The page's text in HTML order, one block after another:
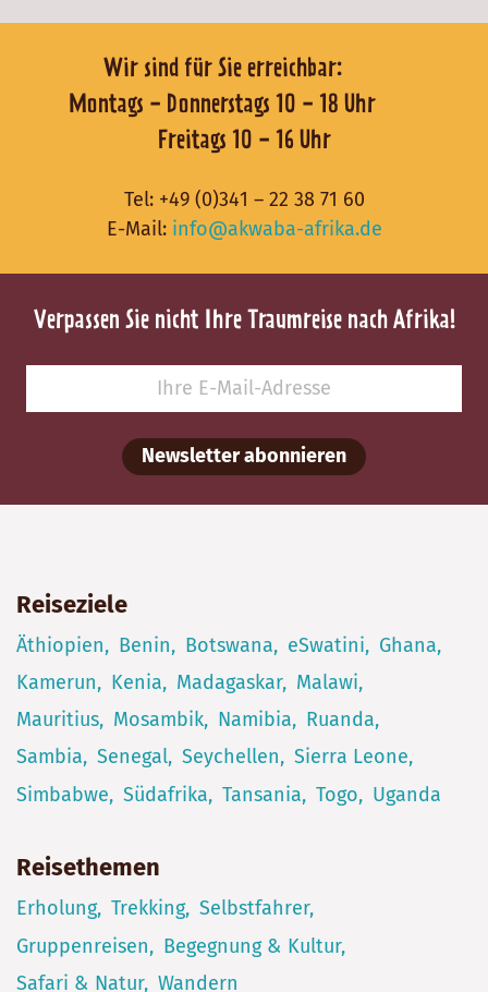
Wir sind für Sie erreichbar:
Montags - Donnerstags 10 - 18 Uhr
Freitags 10 - 16 Uhr
Tel: +49 (0)341 – 22 38 71 60
E-Mail: info@akwaba-afrika.de
Verpassen Sie nicht Ihre Traumreise nach Afrika!
Newsletter abonnieren
Reiseziele
Äthiopien Benin Botswana eSwatini
Ghana
Kamerun
Kenia Madagaskar
Malawi
Mauritius
Mosambik Namibia
Ruanda
Sambia
Senegal Seychellen
Sierra Leone
Simbabwe
Südafrika Tansania Togo Uganda
Reisethemen
Erholung Trekking Selbstfahrer
Gruppenreisen
Begegnung & Kultur
Safari & Natur Wandern